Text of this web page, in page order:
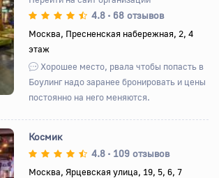
Вперед
4.8 • 68 отзывов
Москва, Пресненская набережная, 2, 4
этаж
Хорошее место, рвала чтобы попасть в
Боулинг надо заранее бронировать и цены
постоянно на него меняются.
Космик
4.8 • 109 отзывов
Москва, Ярцевская улица, 19, 5, 6, 7